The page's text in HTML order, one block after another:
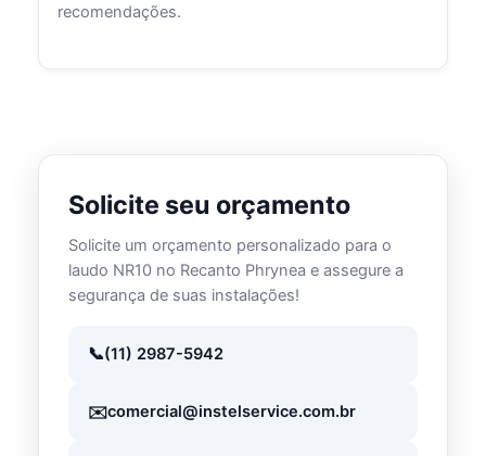
recomendações.
Solicite seu orçamento
Solicite um orçamento personalizado para o
laudo NR10 no Recanto Phrynea e assegure a
segurança de suas instalações!
(11) 2987-5942
comercial@instelservice.com.br